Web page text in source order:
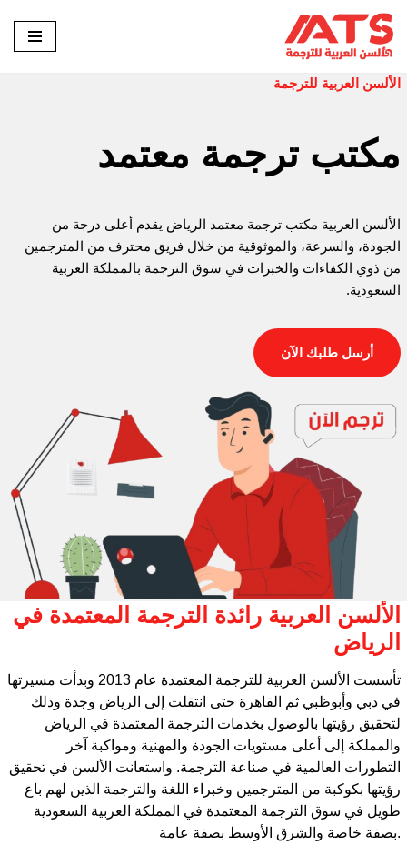
تخطى
المحتوى
الألسن العربية للترجمة
مكتب ترجمة معتمد
الألسن العربية مكتب ترجمة معتمد الرياض يقدم أعلى درجة من
الجودة، والسرعة، والموثوقية من خلال فريق محترف من المترجمين
من ذوي الكفاءات والخبرات في سوق الترجمة بالمملكة العربية
السعودية.
أرسل طلبك الآن
الألسن العربية رائدة الترجمة المعتمدة في
الرياض
تأسست الألسن العربية للترجمة المعتمدة عام 2013 وبدأت مسيرتها
في دبي وأبوظبي ثم القاهرة حتى انتقلت إلى الرياض وجدة وذلك
لتحقيق رؤيتها بالوصول بخدمات الترجمة المعتمدة في الرياض
والمملكة إلى أعلى مستويات الجودة والمهنية ومواكبة آخر
التطورات العالمية في صناعة الترجمة. واستعانت الألسن في تحقيق
رؤيتها بكوكبة من المترجمين وخبراء اللغة والترجمة الذين لهم باع
طويل في سوق الترجمة المعتمدة في المملكة العربية السعودية
بصفة خاصة والشرق الأوسط بصفة عامة.